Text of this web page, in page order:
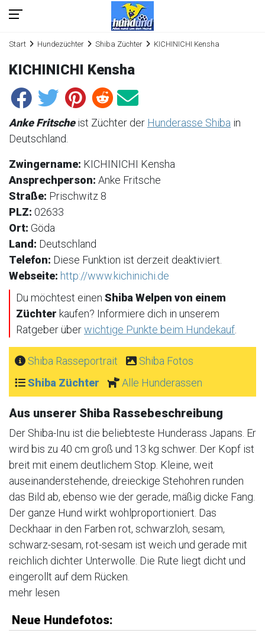
Start Hundezüchter Shiba Züchter KICHINICHI Kensha
KICHINICHI Kensha
Anke Fritscheist Züchter der Hunderasse Shiba in
Deutschland.
Zwingername: KICHINICHI Kensha
Ansprechperson: Anke Fritsche
Straße: Prischwitz 8
PLZ: 02633
Ort: Göda
Land: Deutschland
Telefon: Diese Funktion ist derzeit deaktiviert.
Webseite: http://www.kichinichi.de
Du möchtest einen Shiba Welpen von einem
Züchter kaufen? Informiere dich in unserem
Ratgeber überwichtige Punkte beim Hundekauf
Shiba Rasseportrait
Shiba Fotos
Shiba Züchter
Alle Hunderassen
Aus unserer Shiba Rassebeschreibung
Der Shiba-Inu ist die beliebteste Hunderass Japans. Er
wird bis zu 40 cm groß und 13 kg schwer. Der Kopf ist
breit mit einem deutlichem Stop. Kleine, weit
auseinanderstehende, dreieckige Stehohren runden
das Bild ab, ebenso wie der gerade, mäßig dicke Fang.
Der ganze Hund wirkt wohlproportioniert. Das
Deckhaar in den Farben rot, schwarzloh, sesam,
schwarz-sesam, rot-sesam ist weich und gerade mit
reichlich dichter Unterwolle. Die Rute liegt dicht und
eingerollt auf dem Rücken.
mehr lesen
Neue Hundefotos: